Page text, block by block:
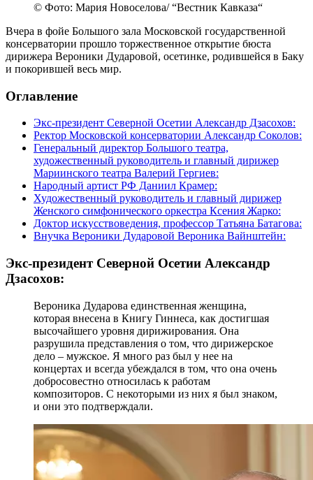
© Фото: Мария Новоселова/ “Вестник Кавказа“
Вчера в фойе Большого зала Московской государственной
консерватории прошло торжественное открытие бюста
дирижера Вероники Дударовой, осетинке, родившейся в Баку
и покорившей весь мир.
Оглавление
Экс-президент Северной Осетии Александр Дзасохов:
Ректор Московской консерватории Александр Соколов:
Генеральный директор Большого театра,
художественный руководитель и главный дирижер
Мариинского театра Валерий Гергиев:
Народный артист РФ Даниил Крамер:
Художественный руководитель и главный дирижер
Женского симфонического оркестра Ксения Жарко:
Доктор искусствоведения, профессор Татьяна Батагова:
Внучка Вероники Дударовой Вероника Вайнштейн:
Экс-президент Северной Осетии Александр
Дзасохов:
Вероника Дударова единственная женщина,
которая внесена в Книгу Гиннеса, как достигшая
высочайшего уровня дирижирования. Она
разрушила представления о том, что дирижерское
дело – мужское. Я много раз был у нее на
концертах и всегда убеждался в том, что она очень
добросовестно относилась к работам
композиторов. С некоторыми из них я был знаком,
и они это подтверждали.